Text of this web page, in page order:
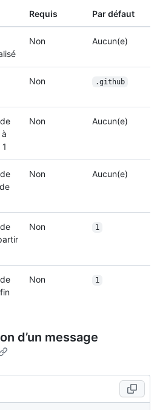
Requis Par défaut
Non Aucun(e)
Non .github
Non Aucun(e)
Non Aucun(e)
Non 1
Non 1
d’un message